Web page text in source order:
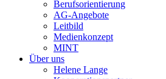
Berufsorientierung
AG-Angebote
Leitbild
Medienkonzept
MINT
Über uns
Helene Lange